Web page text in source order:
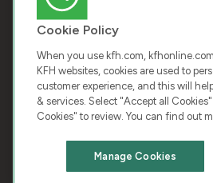
COPYRIGHT © 2026 KUWAIT
RIGHTS
Terms & Condition Cookies
Cookie Policy
When you use kfh.com,
KFH websites, cookies are used to
customer experience, and this will
& services. Select "Accept all
Cookies" to review. You can find out
Manage Cookies